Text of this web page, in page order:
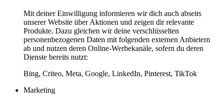
Mit deiner Einwilligung informieren wir dich auch abseits
unserer Website über Aktionen und zeigen dir relevante
Produkte. Dazu gleichen wir deine verschlüsselten
personenbezogenen Daten mit folgenden externen Anbietern
ab und nutzen deren Online-Werbekanäle, sofern du deren
Dienste bereits nutzt:
Bing, Criteo, Meta, Google, LinkedIn, Pinterest, TikTok
Marketing